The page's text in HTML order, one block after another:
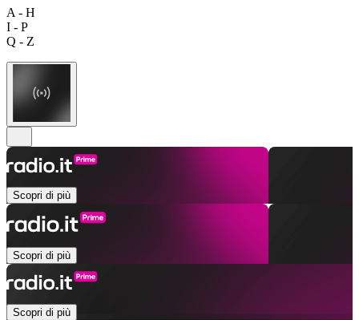
A - H
I - P
Q - Z
Scopri di più
Scopri di più
Scopri di più